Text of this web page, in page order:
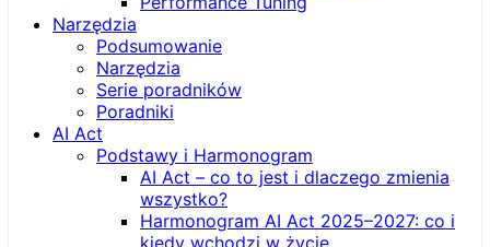
Narzędzia
Podsumowanie
Narzędzia
Serie poradników
Poradniki
AI Act
Podstawy i Harmonogram
AI Act – co to jest i dlaczego zmienia
wszystko?
Harmonogram AI Act 2025–2027: co i
kiedy wchodzi w życie